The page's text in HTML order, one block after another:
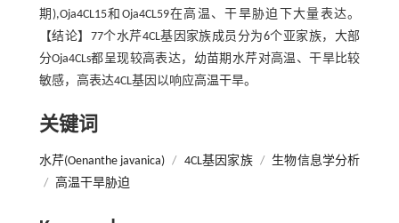
期),Oja4CL15和Oja4CL59在高温、干旱胁迫下大量表达。
【结论】77个水芹4CL基因家族成员分为6个亚家族，大部
分Oja4CLs都呈现较高表达，幼苗期水芹对高温、干旱比较
敏感，高表达4CL基因以响应高温干旱。
关键词
水芹(Oenanthe javanica) / 4CL基因家族 /
生物信息学分析
/
高温干旱胁迫